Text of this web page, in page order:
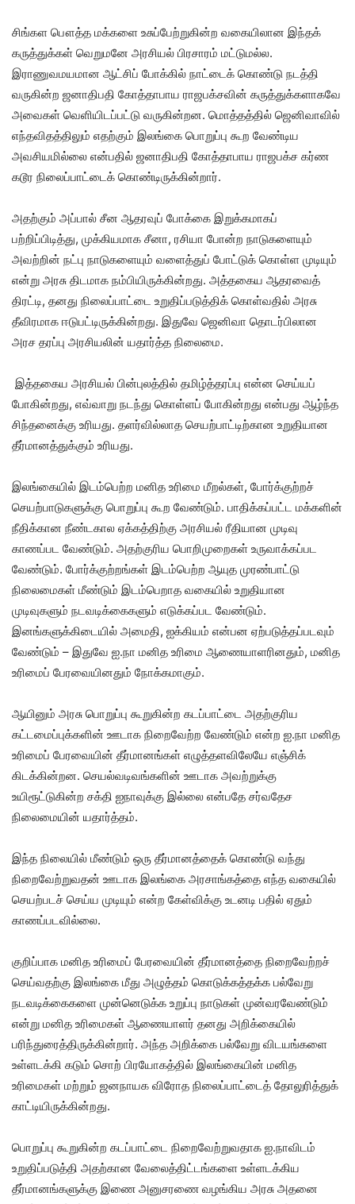
சிங்கள பௌத்த மக்களை உசுப்பேற்றுகின்ற வகையிலான இந்தக்
கருத்துக்கள் வெறுமனே அரசியல் பிரசாரம் மட்டுமல்ல.
இராணுவமயமான ஆட்சிப் போக்கில் நாட்டைக் கொண்டு நடத்தி
வருகின்ற ஜனாதிபதி கோத்தாபாய ராஜபக்சவின் கருத்துக்களாகவே
அவைகள் வெளியிடப்பட்டு வருகின்றன. மொத்தத்தில் ஜெனிவாவில்
எந்தவிதத்திலும் எதற்கும் இலங்கை பொறுப்பு கூற வேண்டிய
அவசியமில்லை என்பதில் ஜனாதிபதி கோத்தாபாய ராஜபக்ச கர்ண
கடூர நிலைப்பாட்டைக் கொண்டிருக்கின்றார்.
அதற்கும் அப்பால் சீன ஆதரவுப் போக்கை இறுக்கமாகப்
பற்றிப்பிடித்து, முக்கியமாக சீனா, ரசியா போன்ற நாடுகளையும்
அவற்றின் நட்பு நாடுகளையும் வளைத்துப் போட்டுக் கொள்ள முடியும்
என்று அரசு திடமாக நம்பியிருக்கின்றது. அத்தகைய ஆதரவைத்
திரட்டி, தனது நிலைப்பாட்டை உறுதிப்படுத்திக் கொள்வதில் அரசு
தீவிரமாக ஈடுபட்டிருக்கின்றது. இதுவே ஜெனிவா தொடர்பிலான
அரச தரப்பு அரசியலின் யதார்த்த நிலைமை.
இத்தகைய அரசியல் பின்புலத்தில் தமிழ்த்தரப்பு என்ன செய்யப்
போகின்றது, எவ்வாறு நடந்து கொள்ளப் போகின்றது என்பது ஆழ்ந்த
சிந்தனைக்கு உரியது. தளர்வில்லாத செயற்பாட்டிற்கான உறுதியான
தீர்மானத்துக்கும் உரியது.
இலங்கையில் இடம்பெற்ற மனித உரிமை மீறல்கள், போர்க்குற்றச்
செயற்பாடுகளுக்கு பொறுப்பு கூற வேண்டும். பாதிக்கப்பட்ட மக்களின்
நீதிக்கான நீண்டகால ஏக்கத்திற்கு அரசியல் ரீதியான முடிவு
காணப்பட வேண்டும். அதற்குரிய பொறிமுறைகள் உருவாக்கப்பட
வேண்டும். போர்க்குற்றங்கள் இடம்பெற்ற ஆயுத முரண்பாட்டு
நிலைமைகள் மீண்டும் இடம்பெறாத வகையில் உறுதியான
முடிவுகளும் நடவடிக்கைகளும் எடுக்கப்பட வேண்டும்.
இனங்களுக்கிடையில் அமைதி, ஐக்கியம் என்பன ஏற்படுத்தப்படவும்
வேண்டும் – இதுவே ஐ.நா மனித உரிமை ஆணையாளரினதும், மனித
உரிமைப் பேரவையினதும் நோக்கமாகும்.
ஆயினும் அரசு பொறுப்பு கூறுகின்ற கடப்பாட்டை அதற்குரிய
கட்டமைப்புக்களின் ஊடாக நிறைவேற்ற வேண்டும் என்ற ஐ.நா மனித
உரிமைப் பேரவையின் தீர்மானங்கள் எழுத்தளவிலேயே எஞ்சிக்
கிடக்கின்றன. செயல்வடிவங்களின் ஊடாக அவற்றுக்கு
உயிரூட்டுகின்ற சக்தி ஐநாவுக்கு இல்லை என்பதே சர்வதேச
நிலைமையின் யதார்த்தம்.
இந்த நிலையில் மீண்டும் ஒரு தீர்மானத்தைக் கொண்டு வந்து
நிறைவேற்றுவதன் ஊடாக இலங்கை அரசாங்கத்தை எந்த வகையில்
செயற்படச் செய்ய முடியும் என்ற கேள்விக்கு உடனடி பதில் ஏதும்
காணப்படவில்லை.
குறிப்பாக மனித உரிமைப் பேரவையின் தீர்மானத்தை நிறைவேற்றச்
செய்வதற்கு இலங்கை மீது அழுத்தம் கொடுக்கத்தக்க பல்வேறு
நடவடிக்கைகளை முன்னெடுக்க உறுப்பு நாடுகள் முன்வரவேண்டும்
என்று மனித உரிமைகள் ஆணையாளர் தனது அறிக்கையில்
பரிந்துரைத்திருக்கின்றார். அந்த அறிக்கை பல்வேறு விடயங்களை
உள்ளடக்கி கடும் சொற் பிரயோகத்தில் இலங்கையின் மனித
உரிமைகள் மற்றும் ஜனநாயக விரோத நிலைப்பாட்டைத் தோலுரித்துக்
காட்டியிருக்கின்றது.
பொறுப்பு கூறுகின்ற கடப்பாட்டை நிறைவேற்றுவதாக ஐ.நாவிடம்
உறுதிப்படுத்தி அதற்கான வேலைத்திட்டங்களை உள்ளடக்கிய
தீர்மானங்களுக்கு இணை அனுசரணை வழங்கிய அரசு அதனை